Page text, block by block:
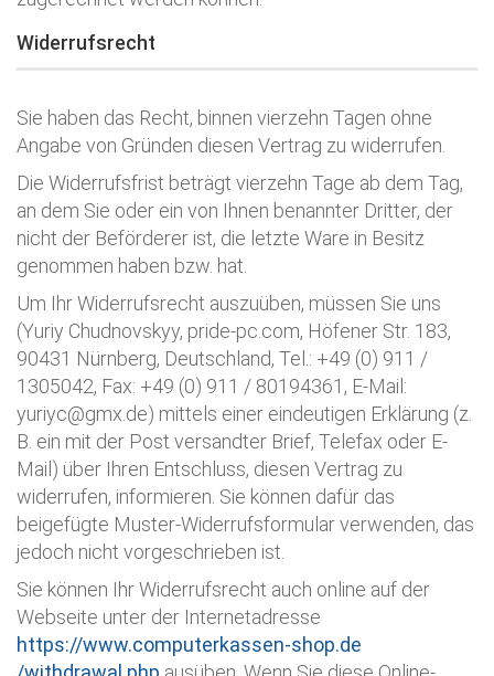
Widerrufsrecht
Sie haben das Recht, binnen vierzehn Tagen ohne
Angabe von Gründen diesen Vertrag zu widerrufen.
Die Widerrufsfrist beträgt vierzehn Tage ab dem Tag,
an dem Sie oder ein von Ihnen benannter Dritter, der
nicht der Beförderer ist, die letzte Ware in Besitz
genommen haben bzw. hat.
Um Ihr Widerrufsrecht auszuüben, müssen Sie uns
(Yuriy Chudnovskyy, pride-pc.com, Höfener Str. 183,
90431 Nürnberg, Deutschland, Tel.: +49 (0) 911 /
1305042, Fax: +49 (0) 911 / 80194361, E-Mail:
yuriyc@gmx.de) mittels einer eindeutigen Erklärung (z.
B. ein mit der Post versandter Brief, Telefax oder E-
Mail) über Ihren Entschluss, diesen Vertrag zu
widerrufen, informieren. Sie können dafür das
beigefügte Muster-Widerrufsformular verwenden, das
jedoch nicht vorgeschrieben ist.
Sie können Ihr Widerrufsrecht auch online auf der
Webseite unter der Internetadresse
https://www.computerkassen-shop.de